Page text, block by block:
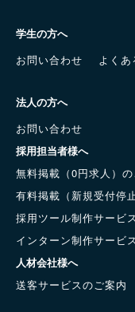
学生の方へ
お問い合わせ
よくあ
法人の方へ
お問い合わせ
採用担当者様へ
無料掲載（0円求人）
有料掲載（新規受付停
採用ツール制作サービ
インターン制作サービ
人材会社様へ
送客サービスのご案内